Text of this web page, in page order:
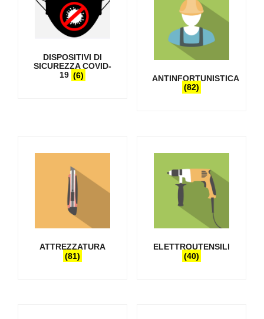
DISPOSITIVI DI
SICUREZZA COVID-
19 (6)
ANTINFORTUNISTICA
(82)
ATTREZZATURA
(81)
ELETTROUTENSILI
(40)